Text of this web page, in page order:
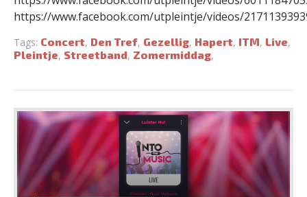
https://www.facebook.com/utpleintje/videos/
Tags: Concert, Den Tref, Gezellig, Hapert, ITM, Live,
Pleintje, Streetband, Zomermiddag,